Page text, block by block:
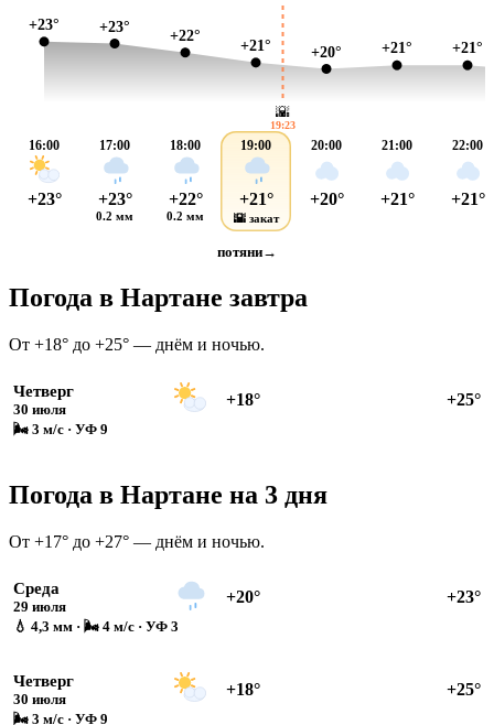
+23° +23°
+22°
+21° +20° +21° +21°
🌇
19:23
16:00
+23°
17:00
+23°
0.2 мм
18:00
+22°
0.2 мм
19:00
+21°
🌇 закат
20:00
+20°
21:00
+21°
22:00
+21°
потяни→
Погода в Нартане завтра
От +18° до +25° — днём и ночью.
Четверг
30 июля +18° +25°
🌬 3 м/с · УФ 9
Погода в Нартане на 3 дня
От +17° до +27° — днём и ночью.
Среда
29 июля +20° +23°
💧 4,3 мм · 🌬 4 м/с · УФ 3
Четверг
30 июля +18° +25°
🌬 3 м/с · УФ 9